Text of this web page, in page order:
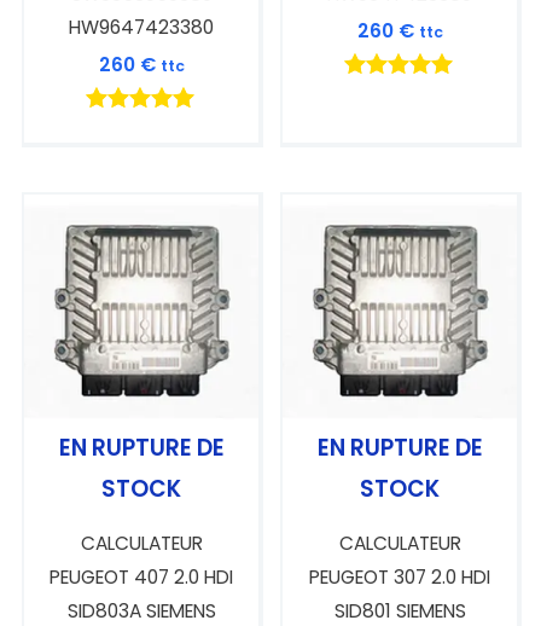
HW9647423380
260 € ttc
260 € ttc
EN RUPTURE DE
STOCK
CALCULATEUR
PEUGEOT 407 2.0 HDI
SID803A SIEMENS
EN RUPTURE DE
STOCK
CALCULATEUR
PEUGEOT 307 2.0 HDI
SID801 SIEMENS